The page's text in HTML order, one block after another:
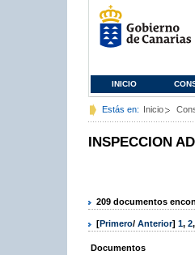
INICIO
Estás en: Inicio
INSPECCION
209 documentos
[Primero/ Anterior] 1, 2,
Documentos